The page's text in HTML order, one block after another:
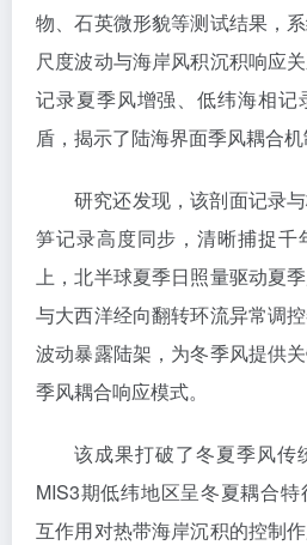
物、石英微形貌等测试结果，
尺度波动与海岸风积沉积响应
记录夏季风增强、低纬海相记
盾，揭示了陆海界面季风耦合机
研究还发现，该剖面记录
笋记录高度同步，清晰捕捉千
上，北半球夏季日照量驱动夏
与大西洋经向翻转环流异常调
波动暴露陆架，为冬季风提供
季风耦合响应模式。
该成果打破了冬夏季风传
MIS3期低纬地区呈冬夏耦合
互作用对热带海岸沉积的控制